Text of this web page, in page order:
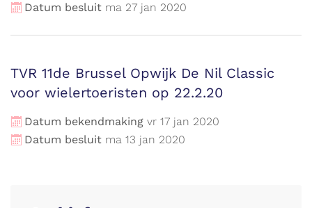
Datum besluit ma 27 jan 2020
TVR 11de Brussel Opwijk De Nil Classic
voor wielertoeristen op 22.2.20
Datum bekendmaking vr 17 jan 2020
Datum besluit ma 13 jan 2020